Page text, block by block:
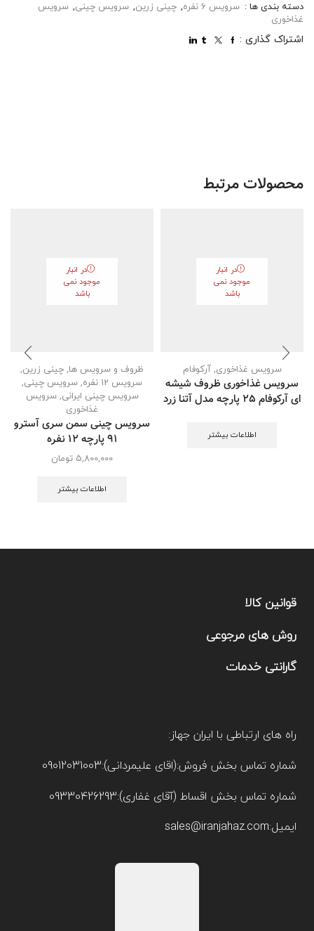
دسته بندی ها : سرویس 6 نفره , چینی زرین, سرویس چینی, سرویس
غذاخوری
اشتراک گذاری :
محصولات مرتبط
در انبار
موجود نمی
باشد
سرویس غذاخوری, آرکوفام
سرویس غذاخوری ظروف شیشه
ای آرکوفام 25 پارچه مدل آتنا زرد
اطلاعات بیشتر
در انبار
موجود نمی
باشد
ظروف و سرویس ها, چینی زرین,
سرویس 12 نفره
, سرویس چینی,
سرویس چینی ایرانی,سرویس
غذاخوری
سرویس چینی سمن سری آسترو
91 پارچه ۱۲ نفره
5,800,000 تومان
اطلاعات بیشتر
قوانین کالا
روش های مرجوعی
گارانتی خدمات
راه های ارتباطی با ایران جهاز:
شماره تماس بخش فروش:(اقای علیمردانی):09012031003
شماره تماس بخش اقساط (آقای غفاری):09330426293
ایمیل:sales@iranjahaz.com